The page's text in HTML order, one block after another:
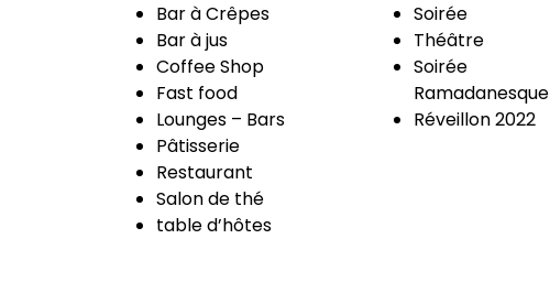
Bar à Crêpes
Bar à jus
Coffee Shop
Fast food
Lounges – Bars
Pâtisserie
Restaurant
Salon de thé
table d’hôtes
Soirée
Théâtre
Soirée
Ramadanesque
Réveillon 2022